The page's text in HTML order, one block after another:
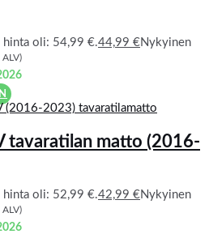
hinta oli: 54,99 €.44,99 €Nykyinen
ALV)
tavaratilan matto (2016-
hinta oli: 52,99 €.42,99 €Nykyinen
ALV)